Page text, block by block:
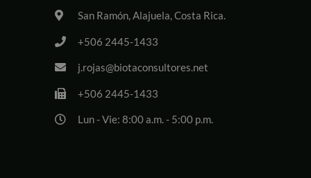
San Ramón, Alajuela, Costa Rica.
+506 2445-1433
j.rojas@biotaconsultores.net
+506 2445-1433
Lun - Vie: 8:00 a.m. - 5:00 p.m.